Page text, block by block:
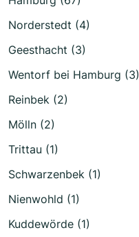
Norderstedt (4)
Geesthacht (3)
Wentorf bei Hamburg (3)
Reinbek (2)
Mölln (2)
Trittau (1)
Schwarzenbek (1)
Nienwohld (1)
Kuddewörde (1)